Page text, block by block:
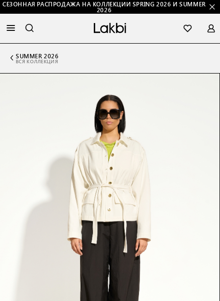
СЕЗОННАЯ РАСПРОДАЖА НА КОЛЛЕКЦИИ SPRING 2026 И SUMMER
2026
SUMMER 2026
ВСЯ КОЛЛЕКЦИЯ